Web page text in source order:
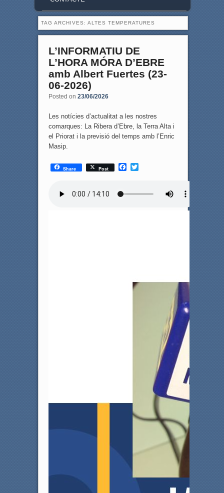
TAG ARCHIVES: ALTES TEMPERATURES
L’INFORMATIU DE
L’HORA MÓRA D’EBRE
amb Albert Fuertes (23-
06-2026)
Posted on 23/06/2026
Les notícies d’actualitat a les nostres
comarques: La Ribera d’Ebre, la Terra Alta i
el Priorat i la previsió del temps amb l’Enric
Masip.
Share Post
F
T